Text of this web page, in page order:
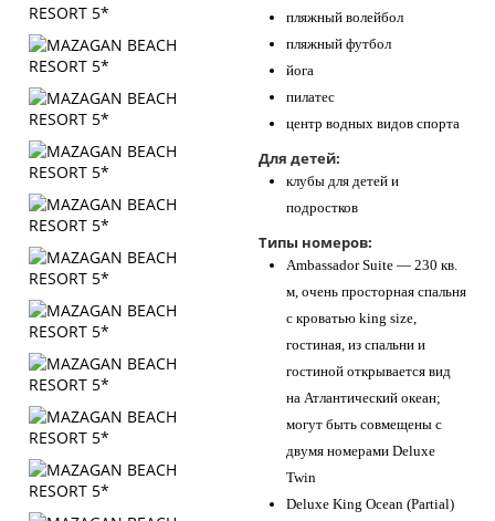
пляжный волейбол
пляжный футбол
йога
пилатес
центр водных видов спорта
Для детей:
клубы для детей и
подростков
Типы номеров:
Ambassador Suite — 230 кв.
м, очень просторная спальня
с кроватью king size,
гостиная, из спальни и
гостиной открывается вид
на Атлантический океан;
могут быть совмещены с
двумя номерами Deluxe
Twin
Deluxe King Ocean (Partial)